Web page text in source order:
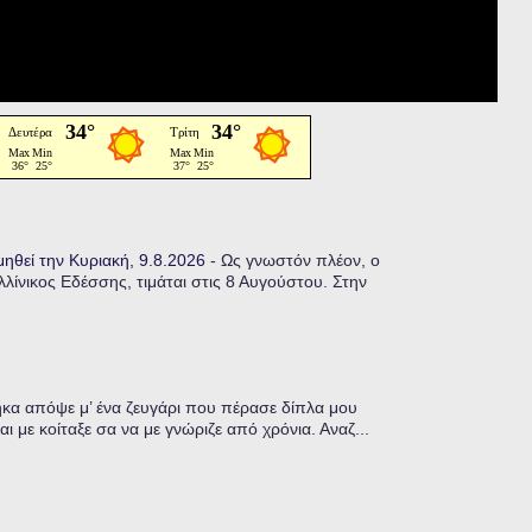
την Κυριακή, 9.8.2026 - Ως γνωστόν πλέον, ο
Εδέσσης, τιμάται στις 8 Αυγούστου. Στην
απόψε μ’ ένα ζευγάρι που πέρασε δίπλα μου
με κοίταξε σα να με γνώριζε από χρόνια. Αναζ...